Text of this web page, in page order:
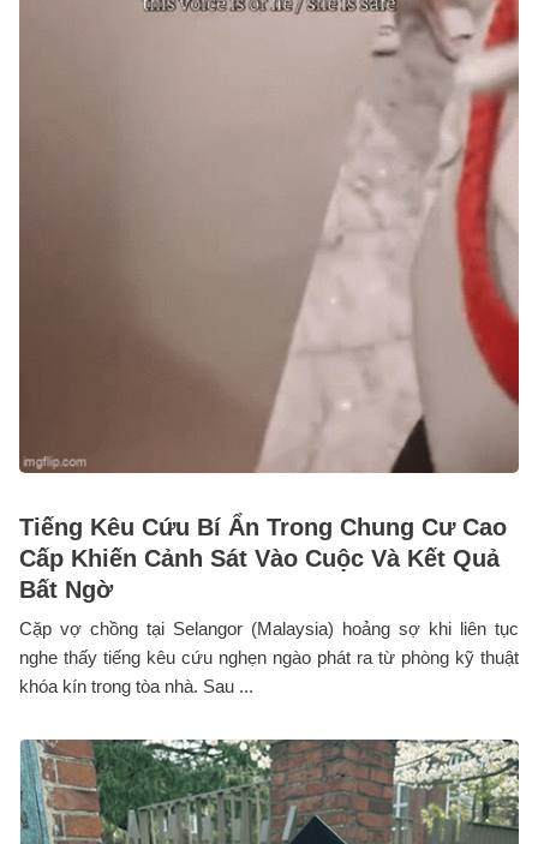
Tiếng Kêu Cứu Bí Ẩn Trong Chung Cư Cao
Cấp Khiến Cảnh Sát Vào Cuộc Và Kết Quả
Bất Ngờ
Cặp vợ chồng tại Selangor (Malaysia) hoảng sợ khi liên tục
nghe thấy tiếng kêu cứu nghẹn ngào phát ra từ phòng kỹ thuật
khóa kín trong tòa nhà. Sau ...